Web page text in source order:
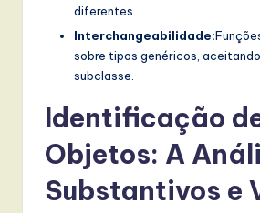
diferentes.
Interchangeabilidade:
sobre tipos genéricos,
subclasse.
Identificação
Objetos: A
Substantivos e